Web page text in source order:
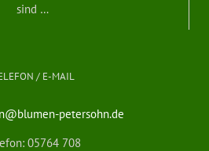
sind …
/ E-MAIL
petersohn.de
05764 708